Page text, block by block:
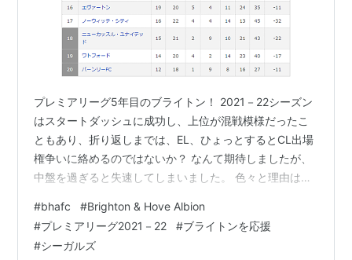
プレミアリーグ5年目のブライトン！ 2021－22シーズン
はスタートダッシュに成功し、上位が混戦模様だったこ
ともあり、折り返しまでは、EL、ひょっとするとCL出場
権争いに絡めるのではないか？ なんて期待しましたが、
中盤を過ぎると失速してしまいました。 色々と理由はあ
当に、どうして点取り屋をお金掛けてでも獲得しないの
か？謎が深まったシーズン中盤でした。 ブライトンの
2021－22年プレミアリーグの途中経過をまとめておきま
#bhafc #Brighton & Hove Albion
#プレミアリーグ2021－22 #ブライトンを応援
#シーガルズ